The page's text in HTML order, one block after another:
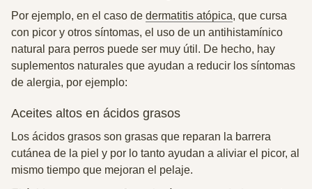
Por ejemplo, en el caso de dermatitis atópica, que cursa
con picor y otros síntomas, el uso de un antihistamínico
natural para perros puede ser muy útil. De hecho, hay
suplementos naturales que ayudan a reducir los síntomas
de alergia, por ejemplo:
Aceites altos en ácidos grasos
Los ácidos grasos son grasas que reparan la barrera
cutánea de la piel y por lo tanto ayudan a aliviar el picor, al
mismo tiempo que mejoran el pelaje.